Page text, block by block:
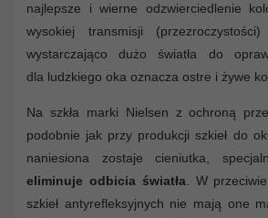
najlepsze i wierne odzwierciedlenie
wysokiej transmisji
wystarczająco dużo światła do
dla ludzkiego oka oznacza ostre i żywe
Na szkła marki Nielsen z ochroną
podobnie jak przy produkcji szkieł do
naniesiona zostaje cieniutka,
eliminuje odbicia światła. W
szkieł antyrefleksyjnych nie mają one